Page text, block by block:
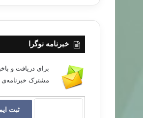
خبرنامه نوگرا
برای دریافت و
مشترک خبرنامه‌ی